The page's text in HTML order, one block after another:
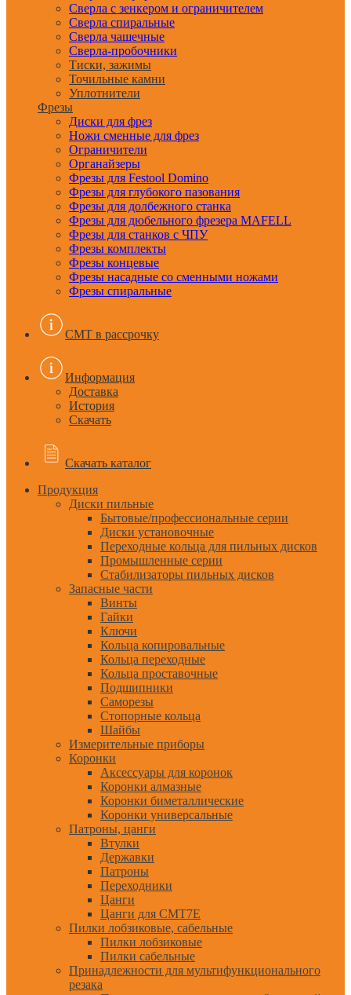
Сверла с зенкером и ограничителем
Сверла спиральные
Сверла чашечные
Сверла-пробочники
Тиски, зажимы
Точильные камни
Уплотнители
Фрезы
Диски для фрез
Ножи сменные для фрез
Ограничители
Органайзеры
Фрезы для Festool Domino
Фрезы для глубокого пазования
Фрезы для долбежного станка
Фрезы для дюбельного фрезера MAFELL
Фрезы для станков с ЧПУ
Фрезы комплекты
Фрезы концевые
Фрезы насадные со сменными ножами
Фрезы спиральные
CMT в рассрочку
Информация
Доставка
История
Скачать
Скачать каталог
Продукция
Диски пильные
Бытовые/профессиональные серии
Диски установочные
Переходные кольца для пильных дисков
Промышленные серии
Стабилизаторы пильных дисков
Запасные части
Винты
Гайки
Ключи
Кольца копировальные
Кольца переходные
Кольца проставочные
Подшипники
Саморезы
Стопорные кольца
Шайбы
Измерительные приборы
Коронки
Аксессуары для коронок
Коронки алмазные
Коронки биметаллические
Коронки универсальные
Патроны, цанги
Втулки
Державки
Патроны
Переходники
Цанги
Цанги для CMT7E
Пилки лобзиковые, сабельные
Пилки лобзиковые
Пилки сабельные
Принадлежности для мультифункционального
резака